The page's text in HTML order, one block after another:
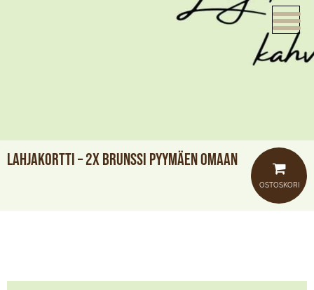
MEISTÄ
OSTOSKORI
Lahjakortti – 2x Brunssi Pyymäen Omaan